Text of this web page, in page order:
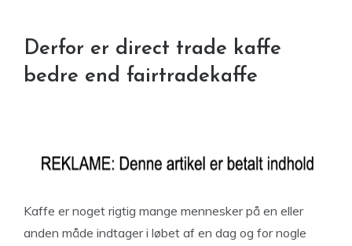
Derfor er direct trade kaffe
bedre end fairtradekaffe
Kaffe er noget rigtig mange mennesker på en eller
anden måde indtager i løbet af en dag og for nogle